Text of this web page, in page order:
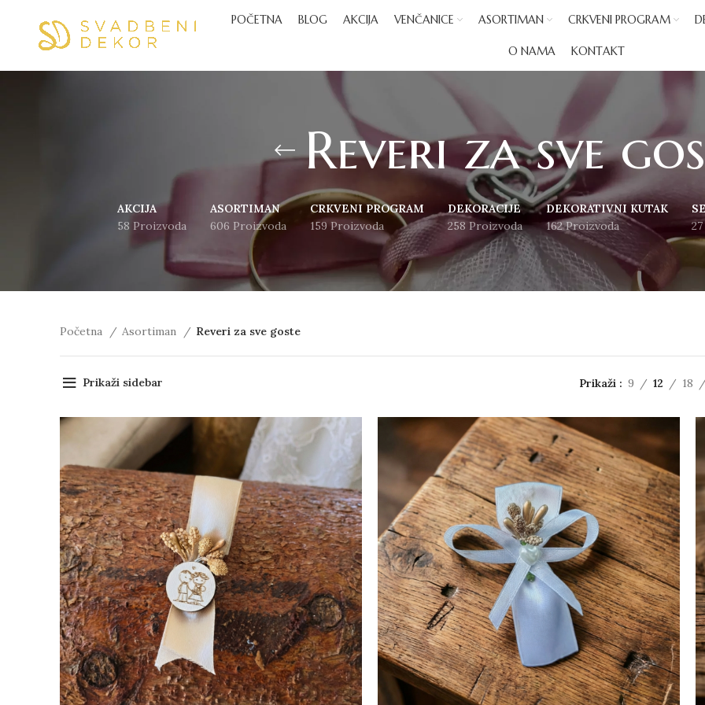
POČETNA BLOG AKCIJA VENČANICE ASORTIMAN CRKVENI PROGRAM
O NAMA KONTAKT
Reveri za sve
AKCIJA
58 Proizvoda
ASORTIMAN
606 Proizvoda
CRKVENI PROGRAM
159 Proizvoda
DEKORACIJE
258 Proizvoda
DEKORATIVNI KUTAK
162 Proizvoda
Početna Asortiman Reveri za sve goste
Prikaži sidebar Prikaži 9 12 18